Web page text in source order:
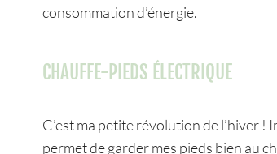
consommation d’énergie.
CHAUFFE-PIEDS ÉLECTRIQUE
C’est ma petite révolution de l’hiver !
permet de garder mes pieds bien au